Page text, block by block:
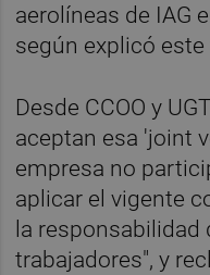
aerolíneas de IAG
según explicó
Desde CCOO y
aceptan esa 'joint
empresa no
aplicar el vigente
la
trabajadores", y